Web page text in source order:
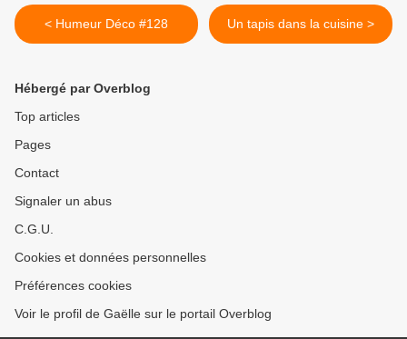
< Humeur Déco #128 Un tapis dans la cuisine >
Hébergé par Overblog
Top articles
Pages
Contact
Signaler un abus
C.G.U.
Cookies et données personnelles
Préférences cookies
Voir le profil de Gaëlle sur le portail Overblog